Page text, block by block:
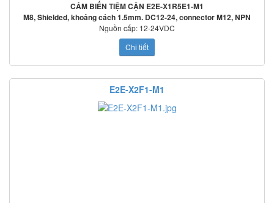
CẢM BIẾN TIỆM CẬN E2E-X1R5E1-M1
M8, Shielded, khoảng cách 1.5mm. DC12-24, connector M12, NPN
Nguồn cấp: 12-24VDC
Tần số đáp ứng: 2000Hz
Mạch bảo vệ: Ngược cực cấp nguồn, quá áp tức thời, ngắn mạch ngõ ra
Nhiệt độ làm việc: -25
Tiêu chuẩn: IEC60529: IP67
Hướng dẫn đấu dây Cảm biến tiệm cận PNP OMRON E2E-X5ME1 2M
Chi tiết
E2E-X2F1-M1